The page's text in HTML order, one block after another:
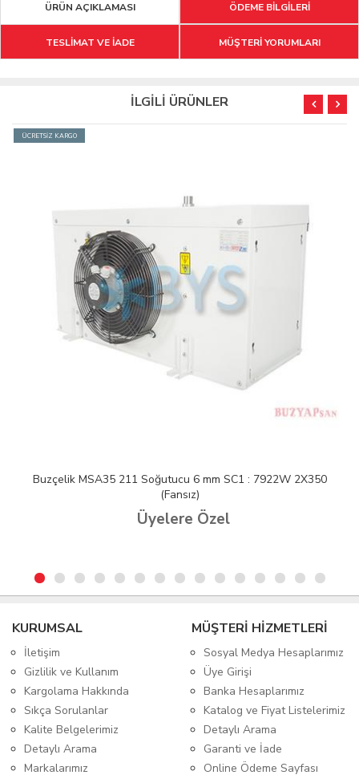
ÜRÜN AÇIKLAMASI ÖDEME BİLGİLERİ
TESLİMAT VE İADE MÜŞTERİ YORUMLARI
İLGİLİ ÜRÜNLER
ÜCRETSİZ KARGO
Buzçelik MSA35 211 Soğutucu 6 mm SC1 : 7922W 2X350
(Fansız)
Üyelere Özel
KURUMSAL
İletişim
Gizlilik ve Kullanım
Kargolama Hakkında
Sıkça Sorulanlar
Kalite Belgelerimiz
Detaylı Arama
Markalarımız
MÜŞTERİ HİZMETLERİ
Sosyal Medya Hesaplarımız
Üye Girişi
Banka Hesaplarımız
Katalog ve Fiyat Listelerimiz
Detaylı Arama
Garanti ve İade
Online Ödeme Sayfası